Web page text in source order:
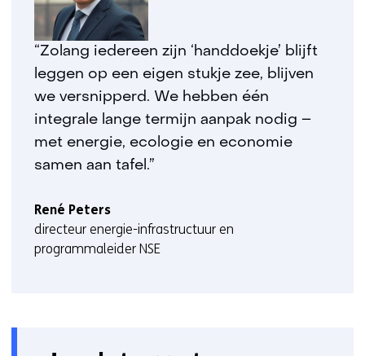
“Zolang iedereen zijn ‘handdoekje’ blijft
leggen op een eigen stukje zee, blijven
we versnipperd. We hebben één
integrale lange termijn aanpak nodig –
met energie, ecologie en economie
samen aan tafel.”
René Peters
directeur energie-infrastructuur en
programmaleider NSE